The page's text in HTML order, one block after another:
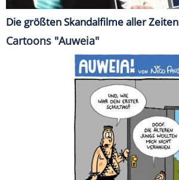
Die größten Skandalfilme aller Zeiten
Cartoons "Auweia"